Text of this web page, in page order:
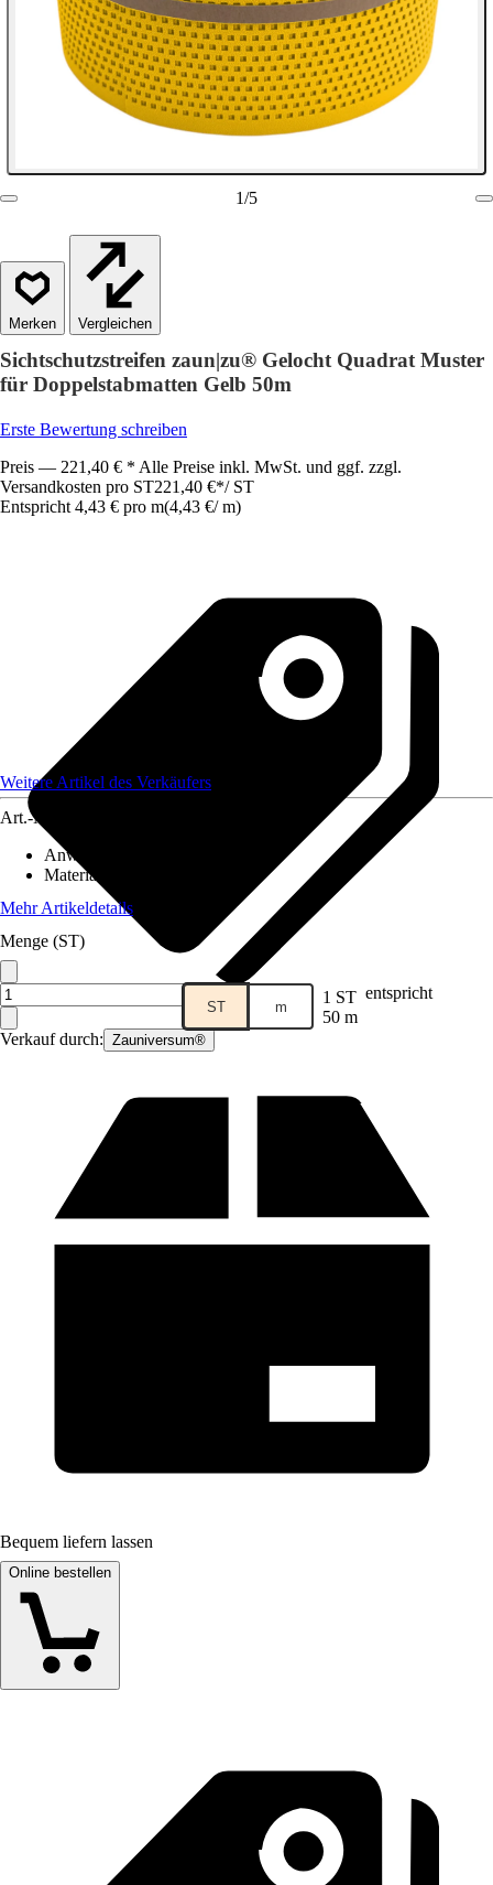
1/5
Vergleichen
Sichtschutzstreifen zaun|zu® Gelocht Quadrat Muster
für Doppelstabmatten Gelb 50m
Erste Bewertung schreiben
Preis — 221,40 € * Alle Preise inkl. MwSt. und ggf. zzgl.
Versandkosten pro ST221,40 €*/ ST
Entspricht 4,43 € pro m(4,43 €/ m)
Verkauf durch: Zauniversum®
Weitere Artikel des Verkäufers
Art.-Nr.
Anwendungsbereich
Material
Mehr Artikeldetails
Menge (ST)
ST m 1 ST entspricht
50 m
Bequem liefern lassen
Online bestellen